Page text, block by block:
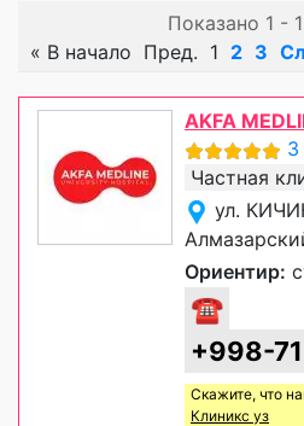
Показано 1 -
« В начало Пред. 1 2 3
AKFA
3
Частная
ул.
Ориентир:
☎
+998-
Скажите, что
Клиникс уз